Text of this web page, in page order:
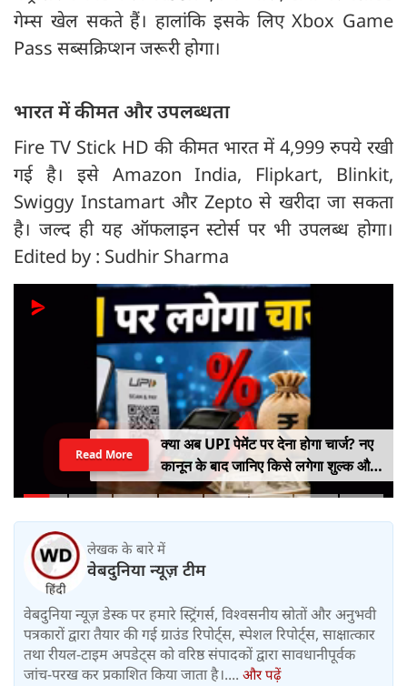
गेम्स खेल सकते हैं। हालांकि इसके लिए Xbox Game
Pass सब्सक्रिप्शन जरूरी होगा।
भारत में कीमत और उपलब्धता
Fire TV Stick HD की कीमत भारत में 4,999 रुपये रखी
गई है। इसे Amazon India, Flipkart, Blinkit,
Swiggy Instamart और Zepto से खरीदा जा सकता
है। जल्द ही यह ऑफलाइन स्टोर्स पर भी उपलब्ध होगा।
Edited by : Sudhir Sharma
क्या अब UPI पेमेंट पर देना होगा चार्ज? नए
कानून के बाद जानिए किसे लगेगा शुल्क और
किसे नहीं
Read More
लेखक के बारे में
वेबदुनिया न्यूज़ टीम
वेबदुनिया न्यूज़ डेस्क पर हमारे स्ट्रिंगर्स, विश्वसनीय स्रोतों और अनुभवी
पत्रकारों द्वारा तैयार की गई ग्राउंड रिपोर्ट्स, स्पेशल रिपोर्ट्स, साक्षात्कार
तथा रीयल-टाइम अपडेट्स को वरिष्ठ संपादकों द्वारा सावधानीपूर्वक
जांच-परख कर प्रकाशित किया जाता है।.... और पढ़ें